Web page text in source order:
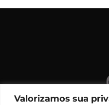
Valorizamos sua